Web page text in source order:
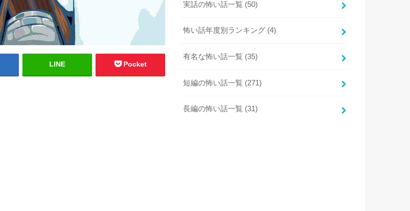
LINE Pocket
実話の怖い話一覧 (50)
怖い話年度別ランキング (4)
有名な怖い話一覧 (35)
短編の怖い話一覧 (271)
長編の怖い話一覧 (31)